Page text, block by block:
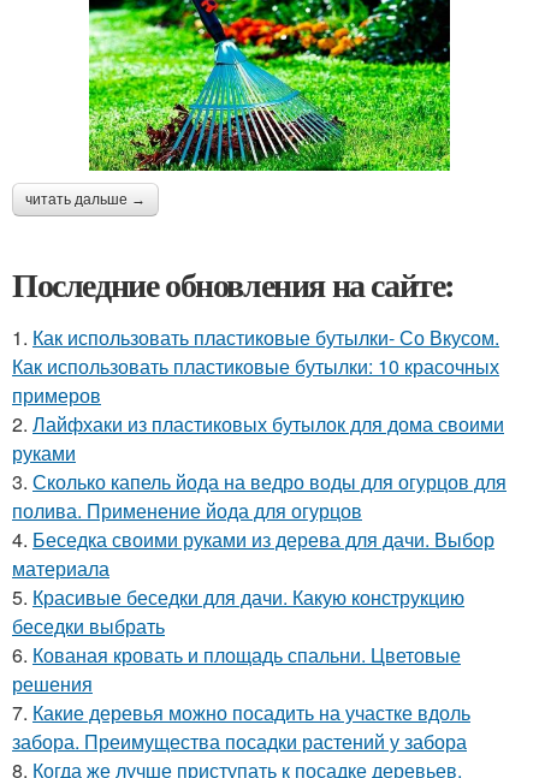
читать дальше →
Последние обновления на сайте:
1. Как использовать пластиковые бутылки- Со Вкусом.
Как использовать пластиковые бутылки: 10 красочных
примеров
2. Лайфхаки из пластиковых бутылок для дома своими
руками
3. Сколько капель йода на ведро воды для огурцов для
полива. Применение йода для огурцов
4. Беседка своими руками из дерева для дачи. Выбор
материала
5. Красивые беседки для дачи. Какую конструкцию
беседки выбрать
6. Кованая кровать и площадь спальни. Цветовые
решения
7. Какие деревья можно посадить на участке вдоль
забора. Преимущества посадки растений у забора
8. Когда же лучше приступать к посадке деревьев.